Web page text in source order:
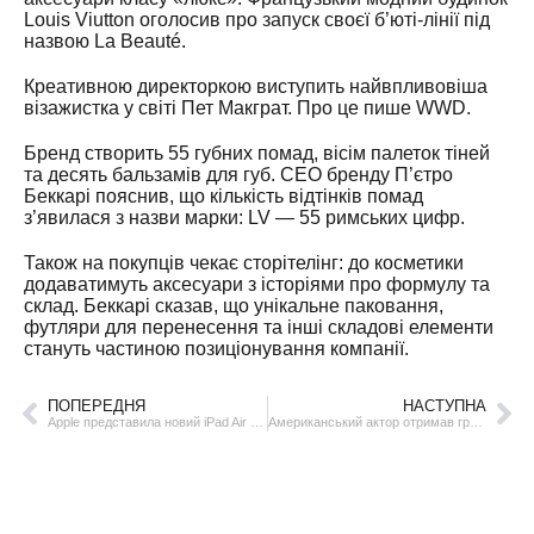
Louis Viutton оголосив про запуск своєї б’юті-лінії під
назвою La Beauté.
Креативною директоркою виступить найвпливовіша
візажистка у світі Пет Макграт. Про це пише WWD.
Бренд створить 55 губних помад, вісім палеток тіней
та десять бальзамів для губ. CEO бренду П’єтро
Беккарі пояснив, що кількість відтінків помад
з’явилася з назви марки: LV — 55 римських цифр.
Також на покупців чекає сторітелінг: до косметики
додаватимуть аксесуари з історіями про формулу та
склад. Беккарі сказав, що унікальне паковання,
футляри для перенесення та інші складові елементи
стануть частиною позиціонування компанії.
ПОПЕРЕДНЯ НАСТУПНА
Американський актор отримав громадянство Польщі за фільм «Справжній біль»